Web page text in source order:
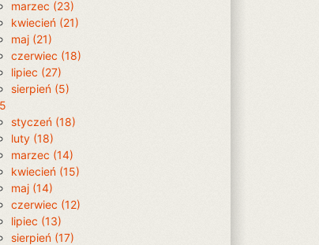
marzec (23)
kwiecień (21)
maj (21)
czerwiec (18)
lipiec (27)
sierpień (5)
styczeń (18)
luty (18)
marzec (14)
kwiecień (15)
maj (14)
czerwiec (12)
lipiec (13)
sierpień (17)